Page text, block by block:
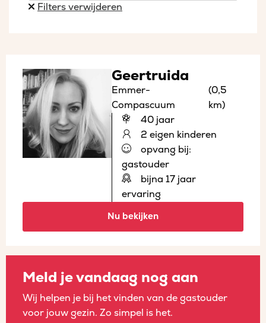
Filters verwijderen
Geertruida
Emmer-
Compascuum
(0,5
km)
40 jaar
2 eigen kinderen
opvang bij:
gastouder
bijna 17 jaar
ervaring
Nu bekijken
Meld je vandaag nog aan
Wij helpen je bij het vinden van de gastouder
voor jouw gezin. Zo simpel is het.